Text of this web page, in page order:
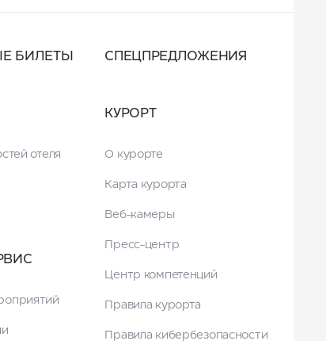
БИЛЕТЫ
отеля
СПЕЦПРЕДЛОЖЕНИЯ
КУРОРТ
О курорте
Карта курорта
Веб-камеры
Пресс-центр
Центр компетенций
Правила курорта
Правила кибербезопасности